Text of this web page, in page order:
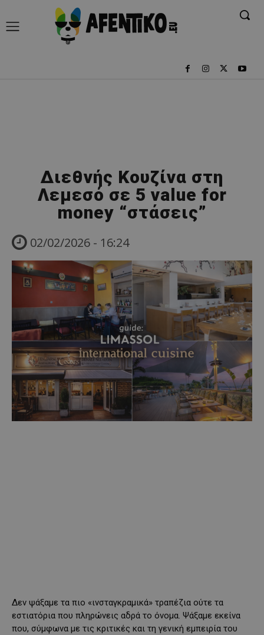
Διεθνής Κουζίνα στη
Λεμεσό σε 5 value for
money “στάσεις”
02/02/2026 - 16:24
Δεν ψάξαμε τα πιο «ινσταγκραμικά» τραπέζια ούτε τα
εστιατόρια που πληρώνεις αδρά το όνομα. Ψάξαμε εκείνα
που, σύμφωνα με τις κριτικές και τη γενική εμπειρία του